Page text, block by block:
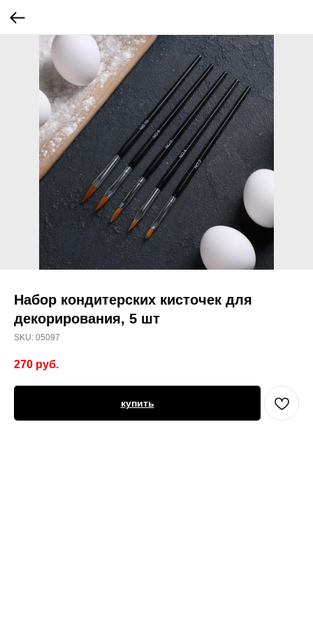
Набор кондитерских кисточек для
декорирования, 5 шт
SKU: 05097
270 руб.
купить